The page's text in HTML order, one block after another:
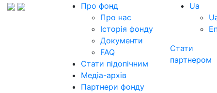
Про фонд
Про нас
Історія фонду
Документи
FAQ
Стати підопічним
Медіа-архів
Партнери фонду
Ua
Стати
партнером